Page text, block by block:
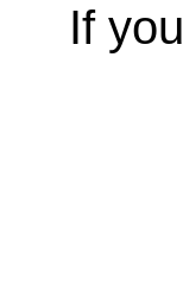
If